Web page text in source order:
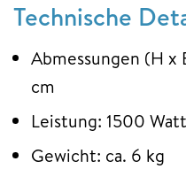
Technische
Abmessungen (H x
cm
Leistung: 1500 Watt
Gewicht: ca. 6 kg